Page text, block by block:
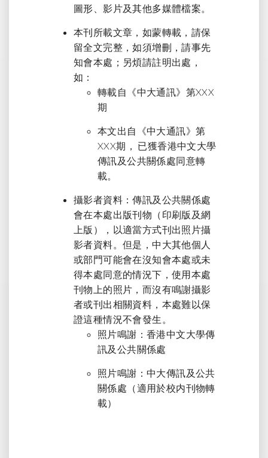
圖形、影片及其他多媒體檔案。
本刊所載文章，如蒙轉載，請保
留全文完整，如須增刪，請事先
知會本處；另煩請註明出處，
如：
轉載自《中大通訊》第XXX
期
本文出自《中大通訊》第
XXX期， 已獲香港中文大學
傳訊及公共關係處同意轉
載。
攝影者資料：傳訊及公共關係處
會在本處出版刊物（印刷版及網
上版），以適當方式刊出照片攝
影者資料。但是，中大其他個人
或部門可能會在沒知會本處或未
得本處同意的情況下，使用本處
刊物上的照片，而沒有鳴謝攝影
者或刊出相關資料，本處難以保
證這種情況不會發生。
照片鳴謝：香港中文大學傳
訊及公共關係處
照片鳴謝：中大傳訊及公共
關係處（適用於校内刊物轉
載）